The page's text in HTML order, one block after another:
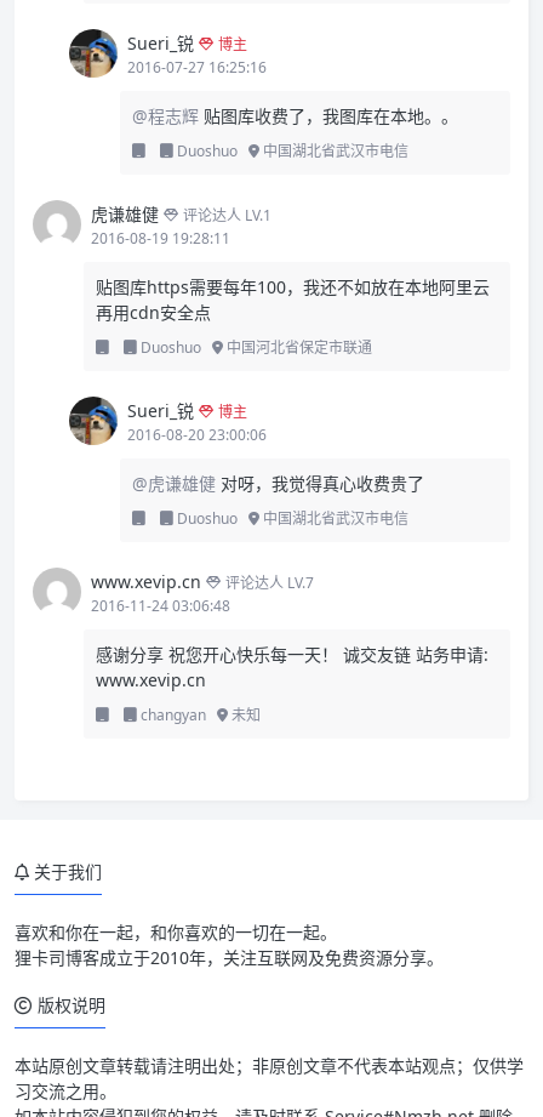
Sueri_锐
博主
2016-07-27 16:25:16
@程志辉 贴图库收费了，我图库在本地。。
Duoshuo 中国湖北省武汉市电信
虎谦雄健
评论达人 LV.1
2016-08-19 19:28:11
贴图库https需要每年100，我还不如放在本地阿里云
再用cdn安全点
Duoshuo 中国河北省保定市联通
Sueri_锐
博主
2016-08-20 23:00:06
@虎谦雄健 对呀，我觉得真心收费贵了
Duoshuo 中国湖北省武汉市电信
www.xevip.cn
评论达人 LV.7
2016-11-24 03:06:48
感谢分享 祝您开心快乐每一天！ 诚交友链 站务申请:
www.xevip.cn
changyan 未知
关于我们
喜欢和你在一起，和你喜欢的一切在一起。
狸卡司博客成立于2010年，关注互联网及免费资源分享。
版权说明
本站原创文章转载请注明出处；非原创文章不代表本站观点；仅供学
习交流之用。